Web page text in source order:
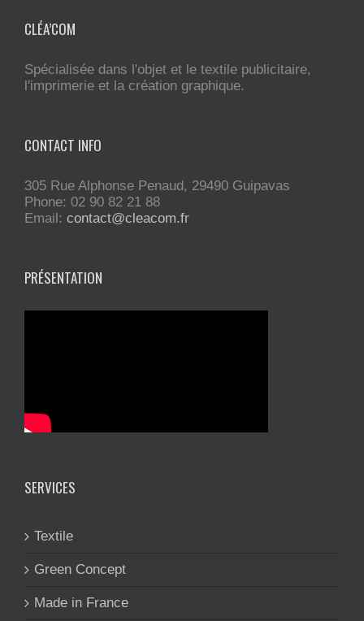
CLÉA’COM
Spécialisée dans l'objet et le textile publicitaire,
l'imprimerie et la création graphique.
CONTACT INFO
305 Rue Alphonse Penaud, 29490 Guipavas
Phone: 02 90 82 21 88
Email: contact@cleacom.fr
PRÉSENTATION
SERVICES
Textile
Green Concept
Made in France